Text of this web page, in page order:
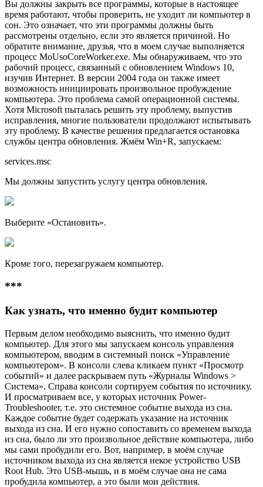
Вы должны закрыть все программы, которые в настоящее
время работают, чтобы проверить, не уходит ли компьютер в
сон. Это означает, что эти программы должны быть
рассмотрены отдельно, если это является причиной. Но
обратите внимание, друзья, что в моем случае выполняется
процесс MoUsoCoreWorker.exe. Мы обнаруживаем, что это
рабочий процесс, связанный с обновлением Windows 10,
изучив Интернет. В версии 2004 года он также имеет
возможность инициировать произвольное пробуждение
компьютера. Это проблема самой операционной системы.
Хотя Microsoft пыталась решить эту проблему, выпустив
исправления, многие пользователи продолжают испытывать
эту проблему. В качестве решения предлагается остановка
службы центра обновления. Жмём Win+R, запускаем:
services.msc
Мы должны запустить услугу центра обновления.
Выберите «Остановить».
Кроме того, перезагружаем компьютер.
***
Как узнать, что именно будит компьютер
Первым делом необходимо выяснить, что именно будит
компьютер. Для этого мы запускаем консоль управления
компьютером, вводим в системный поиск «Управление
компьютером». В консоли слева кликаем пункт «Просмотр
событий» и далее раскрываем путь «Журналы Windows >
Система». Справа консоли сортируем события по источнику.
И просматриваем все, у которых источник Power-
Troubleshooter, т.е. это системное событие выхода из сна.
Каждое событие будет содержать указание на источник
выхода из сна. И его нужно сопоставить со временем выхода
из сна, было ли это произвольное действие компьютера, либо
мы сами пробудили его. Вот, например, в моём случае
источником выхода из сна является некое устройство USB
Root Hub. Это USB-мышь, и в моём случае она не сама
пробудила компьютер, а это были мои действия.